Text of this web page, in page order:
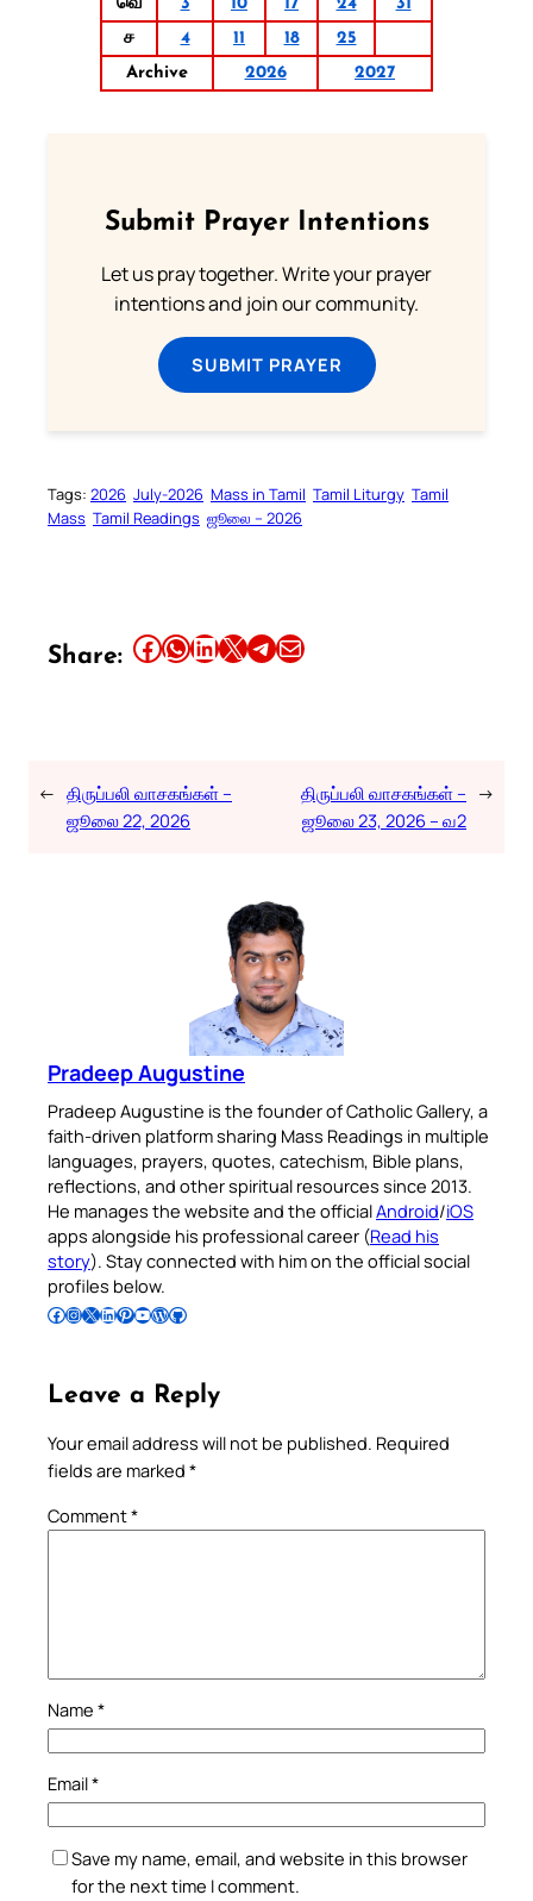
வெ
3 10 17 24
31
ச
4 11 18
25
Archive
2026 2027
Submit Prayer Intentions
Let us pray together. Write your prayer
intentions and join our community.
SUBMIT PRAYER
Tags: 2026 July-2026 Mass in Tamil Tamil Liturgy Tamil
Mass Tamil Readings ஜூலை – 2026
Share: Share this article on Facebook Share this article on WhatsApp Share this article on LinkedIn Share this article on X Share this article on TelegramEmail this Article
← திருப்பலி வாசகங்கள் –
ஜூலை 22, 2026
திருப்பலி வாசகங்கள் –
ஜூலை 23, 2026 – வ2
→
Pradeep Augustine
Pradeep Augustine is the founder of Catholic Gallery, a
faith-driven platform sharing Mass Readings in multiple
languages, prayers, quotes, catechism, Bible plans,
reflections, and other spiritual resources since 2013.
He manages the website and the officialAndroid/iOS
apps alongside his professional career (Read his
story). Stay connected with him on the official social
profiles below.
Follow Pradeep on Facebook Follow Pradeep on InstagramFollow Pradeep on X Follow Pradeep on LinkedIn Follow Pradeep on Pinterest Subscribe to Pradeep’s Youtube Channel Follow Pradeep on WordPress Follow Pradeep on GitHub
Leave a Reply
Your email address will not be published. Required
fields are marked *
Comment*
Name *
Email*
Save my name, email, and website in this browser
for the next time I comment.